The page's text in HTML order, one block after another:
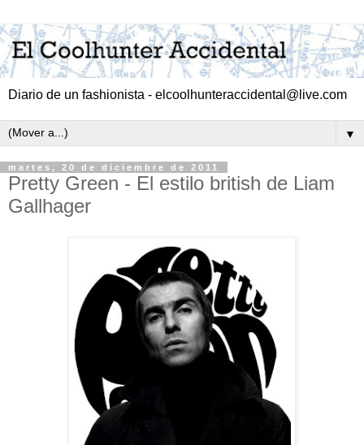
Diario de un fashionista - elcoolhunteraccidental@live.com
▼
martes, 20 de diciembre de 2011
Pretty Green - El estilo british de Liam
Gallhager